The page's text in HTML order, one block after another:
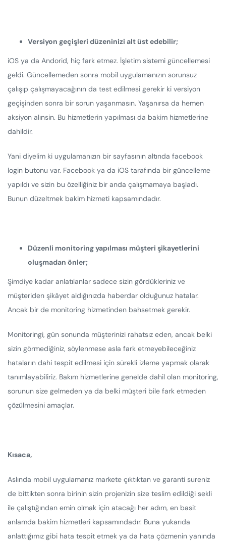
Versiyon geçişleri düzeninizi alt üst edebilir;
iOS ya da Andorid, hiç fark etmez. İşletim sistemi güncellemesi
geldi. Güncellemeden sonra mobil uygulamanızın sorunsuz
çalışıp çalışmayacağının da test edilmesi gerekir ki versiyon
geçişinden sonra bir sorun yaşanmasın. Yaşanırsa da hemen
aksiyon alınsin. Bu hizmetlerin yapılması da bakim hizmetlerine
dahildir.
Yani diyelim ki uygulamanızın bir sayfasının altında facebook
login butonu var. Facebook ya da iOS tarafında bir güncelleme
yapıldı ve sizin bu özelliğiniz bir anda çalışmamaya başladı.
Bunun düzeltmek bakim hizmeti kapsamındadır.
Düzenli monitoring yapılması müşteri şikayetlerini
oluşmadan önler;
Şimdiye kadar anlatılanlar sadece sizin gördükleriniz ve
müşteriden şikâyet aldığınızda haberdar olduğunuz hatalar.
Ancak bir de monitoring hizmetinden bahsetmek gerekir.
Monitoringi, gün sonunda müşterinizi rahatsız eden, ancak belki
sizin görmediğiniz, söylenmese asla fark etmeyebileceğiniz
hataların dahi tespit edilmesi için sürekli izleme yapmak olarak
tanımlayabiliriz. Bakım hizmetlerine genelde dahil olan monitoring,
sorunun size gelmeden ya da belki müşteri bile fark etmeden
çözülmesini amaçlar.
Kısaca,
Aslında mobil uygulamanız markete çıktıktan ve garanti sureniz
de bittikten sonra birinin sizin projenizin size teslim edildiği sekli
ile çalıştığından emin olmak için atacağı her adım, en basit
anlamda bakim hizmetleri kapsamındadır. Buna yukarıda
anlattığımız gibi hata tespit etmek ya da hata çözmenin yanında